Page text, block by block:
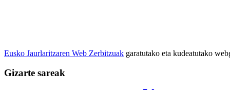
Eusko Jaurlaritzaren Web Zerbitzuak garatutako eta kudeatutako
Gizarte sareak